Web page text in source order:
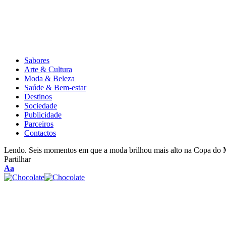
Sabores
Arte & Cultura
Moda & Beleza
Saúde & Bem-estar
Destinos
Sociedade
Publicidade
Parceiros
Contactos
Lendo. Seis momentos em que a moda brilhou mais alto na Copa do
Partilhar
Aa